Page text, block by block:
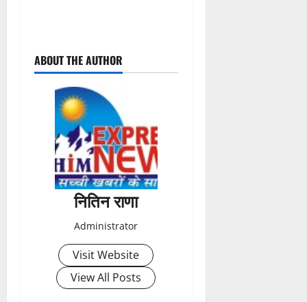
o
ABOUT THE AUTHOR
नितिन राणा
Administrator
Visit Website
View All Posts